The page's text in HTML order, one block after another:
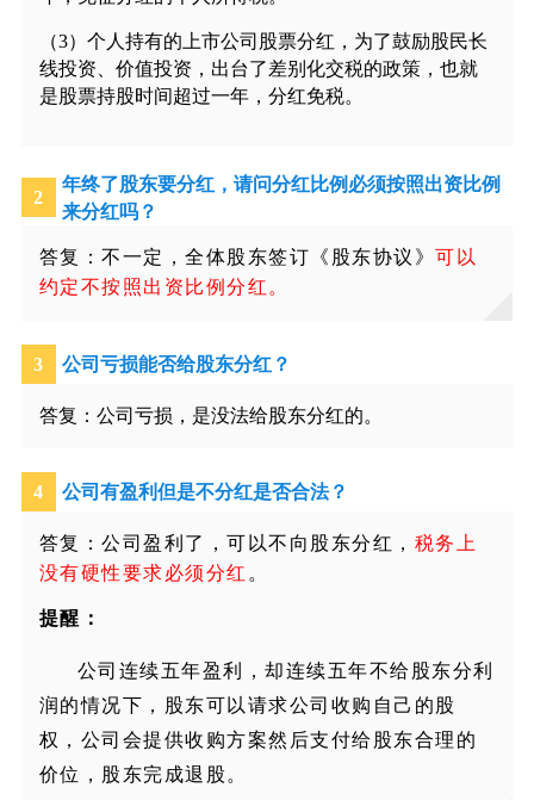
（3）个人持有的上市公司股票分红，为了鼓励股民长
线投资、价值投资，出台了差别化交税的政策，也就
是股票持股时间超过一年，分红免税。
2
年终了股东要分红，请问分红比例必须按照出资比例
来分红吗？
答复：不一定，全体股东签订《股东协议》可以
约定不按照出资比例分红。
3 公司亏损能否给股东分红？
答复：公司亏损，是没法给股东分红的。
4 公司有盈利但是不分红是否合法？
答复：公司盈利了，可以不向股东分红， 税务上
没有硬性要求必须分红 。
提醒：
公司连续五年盈利，却连续五年不给股东分利
润的情况下，股东可以请求公司收购自己的股
权，公司会提供收购方案然后支付给股东合理的
价位，股东完成退股。